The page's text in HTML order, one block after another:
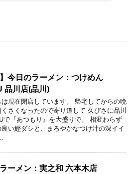
】今日のラーメン：つけめん
品川店(品川)
現在閉店しています。 帰宅してからの晩
さくなったので寄り道して 久びさに品川
で『あつもり』を大盛りで。 相変わらず
い鰹ダシと、まろやかなつけ汁の深イイ
ーメン：実之和 六本木店